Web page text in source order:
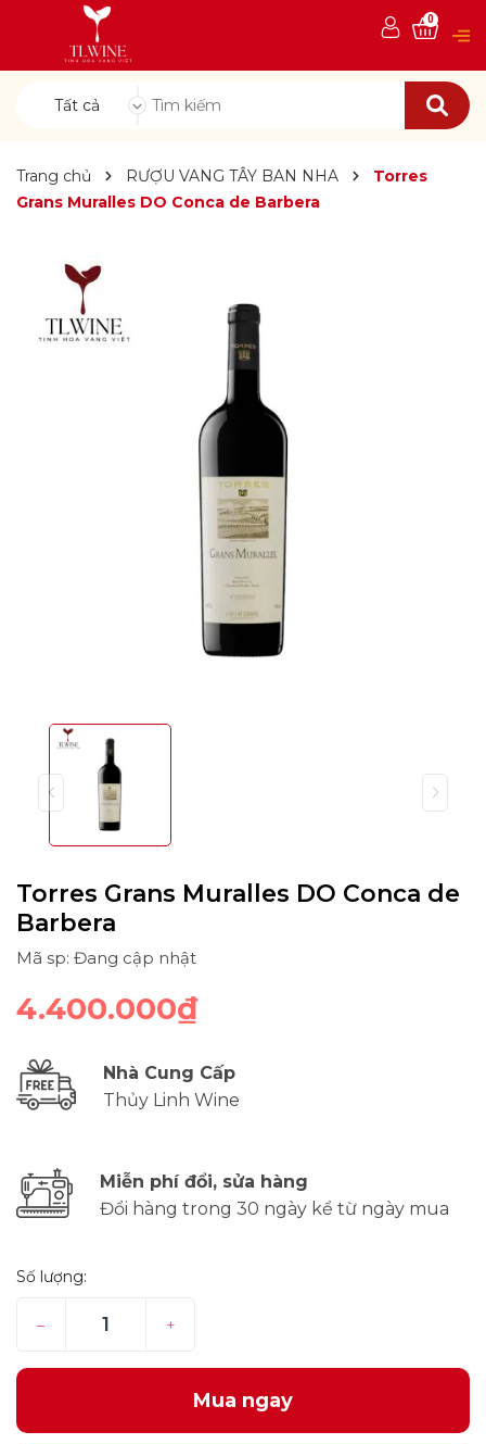
Tất cả
0
Trang chủ RƯỢU VANG TÂY BAN NHA
Torres
Grans Muralles DO Conca de Barbera
Torres Grans Muralles DO Conca de
Barbera
Mã sp: Đang cập nhật
4.400.000₫
Nhà Cung Cấp
Thủy Linh Wine
Miễn phí đổi, sửa hàng
Đổi hàng trong 30 ngày kể từ ngày mua
Số lượng:
– +
Mua ngay